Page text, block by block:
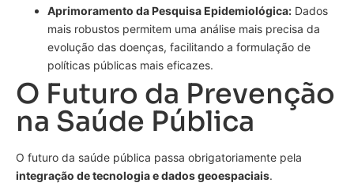
Aprimoramento da Pesquisa Epidemiológica: Dados
mais robustos permitem uma análise mais precisa da
evolução das doenças, facilitando a formulação de
políticas públicas mais eficazes.
O Futuro da Prevenção
na Saúde Pública
O futuro da saúde pública passa obrigatoriamente pela
integração de tecnologia e dados geoespaciais.